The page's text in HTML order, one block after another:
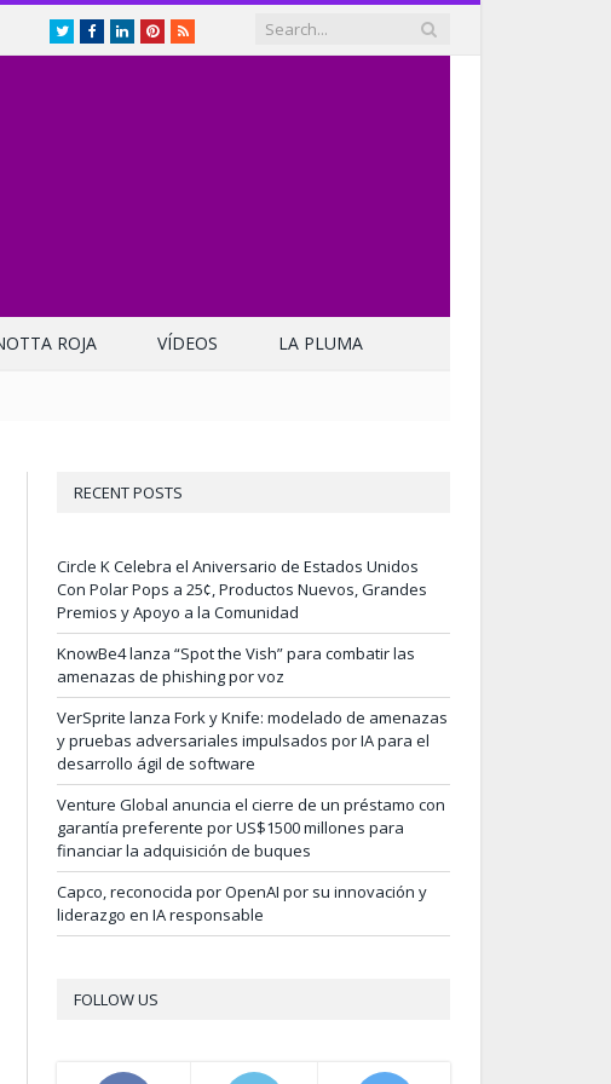
TwitterFacebookLinkedInPinterest
RSS
ROJA VÍDEOS LA PLUMA
RECENT POSTS
Circle K Celebra el Aniversario de Estados Unidos
Con Polar Pops a 25¢, Productos Nuevos, Grandes
Premios y Apoyo a la Comunidad
KnowBe4 lanza “Spot the Vish” para combatir las
amenazas de phishing por voz
VerSprite lanza Fork y Knife: modelado de amenazas
y pruebas adversariales impulsados por IA para el
desarrollo ágil de software
Venture Global anuncia el cierre de un préstamo con
garantía preferente por US$1500 millones para
financiar la adquisición de buques
Capco, reconocida por OpenAI por su innovación y
liderazgo en IA responsable
FOLLOW US